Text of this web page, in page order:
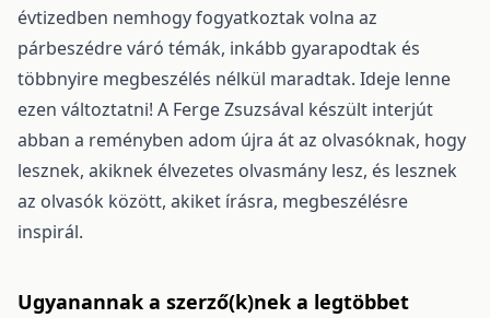
évtizedben nemhogy fogyatkoztak volna az
párbeszédre váró témák, inkább gyarapodtak és
többnyire megbeszélés nélkül maradtak. Ideje lenne
ezen változtatni! A Ferge Zsuzsával készült interjút
abban a reményben adom újra át az olvasóknak, hogy
lesznek, akiknek élvezetes olvasmány lesz, és lesznek
az olvasók között, akiket írásra, megbeszélésre
inspirál.
Ugyanannak a szerző(k)nek a legtöbbet